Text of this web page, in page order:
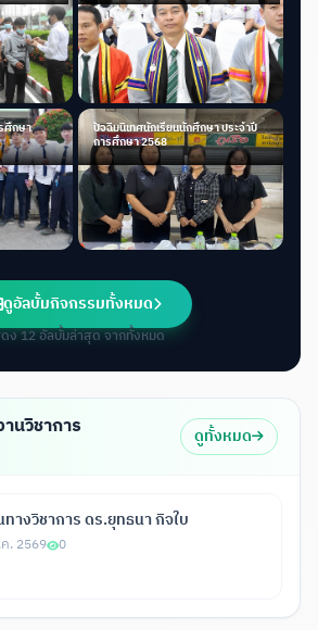
ศึกษา
ปัจฉิมนิเทศนักเรียนนักศึกษา ประจำปี
การศึกษา 2568
ดูอัลบั้มกิจกรรมทั้งหมด
ง 12 อัลบั้มล่าสุด จากทั้งหมด
นวิชาการ ดูทั้งหมด
างวิชาการ ดร.ยุทธนา กิจใบ
. 2569 0